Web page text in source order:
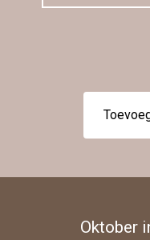
Oktober